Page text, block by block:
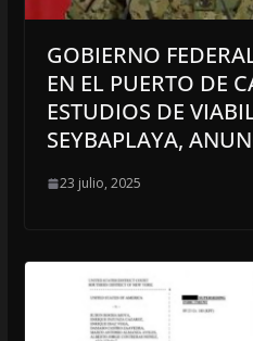
GOBIERNO
EN EL PUERTO DE
ESTUDIOS DE
SEYBAPLAYA,
23 julio, 2025